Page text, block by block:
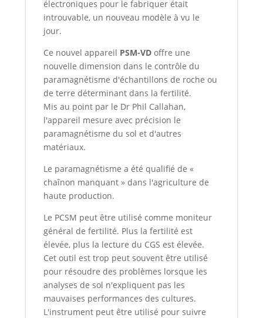
électroniques pour le fabriquer était
introuvable, un nouveau modèle à vu le
jour.
Ce nouvel appareil PSM-VD offre une
nouvelle dimension dans le contrôle du
paramagnétisme d'échantillons de roche ou
de terre déterminant dans la fertilité.
Mis au point par le Dr Phil Callahan,
l'appareil mesure avec précision le
paramagnétisme du sol et d'autres
matériaux.
Le paramagnétisme a été qualifié de «
chaînon manquant » dans l'agriculture de
haute production.
Le PCSM peut être utilisé comme moniteur
général de fertilité. Plus la fertilité est
élevée, plus la lecture du CGS est élevée.
Cet outil est trop peut souvent être utilisé
pour résoudre des problèmes lorsque les
analyses de sol n'expliquent pas les
mauvaises performances des cultures.
L'instrument peut être utilisé pour suivre